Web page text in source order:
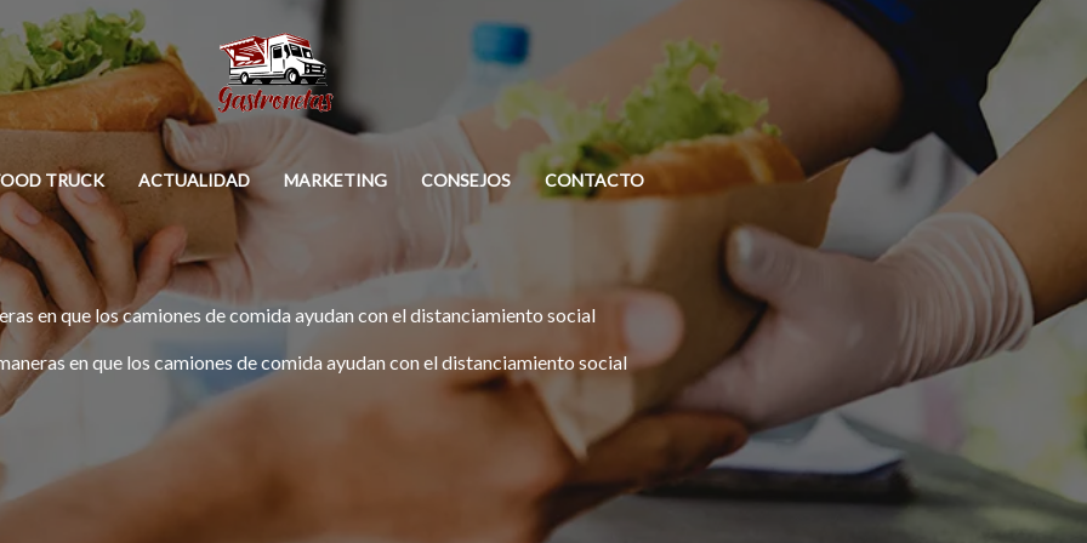
TRUCK ACTUALIDAD MARKETING CONSEJOS CONTACTO
en que los camiones de comida ayudan con el distanciamiento social
en que los camiones de comida ayudan con el distanciamiento social